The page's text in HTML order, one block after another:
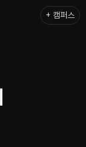
+ 캠퍼스